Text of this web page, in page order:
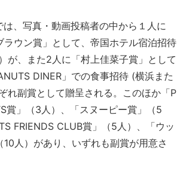
、写真・動画投稿者の中から１人に
ラウン賞」として、帝国ホテル宿泊招待
が、また2人に「村上佳菜子賞」として
DINER」での食事招待 (横浜また
れ副賞として贈呈される。このほか「P
賞」（3人）、「スヌーピー賞」（5
FRIENDS CLUB賞」（5人）、「ウッ
10人）があり、いずれも副賞が用意さ